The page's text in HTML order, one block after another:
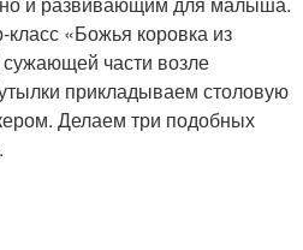
«Божья коровка из
части возле
прикладываем столовую
Делаем три подобных